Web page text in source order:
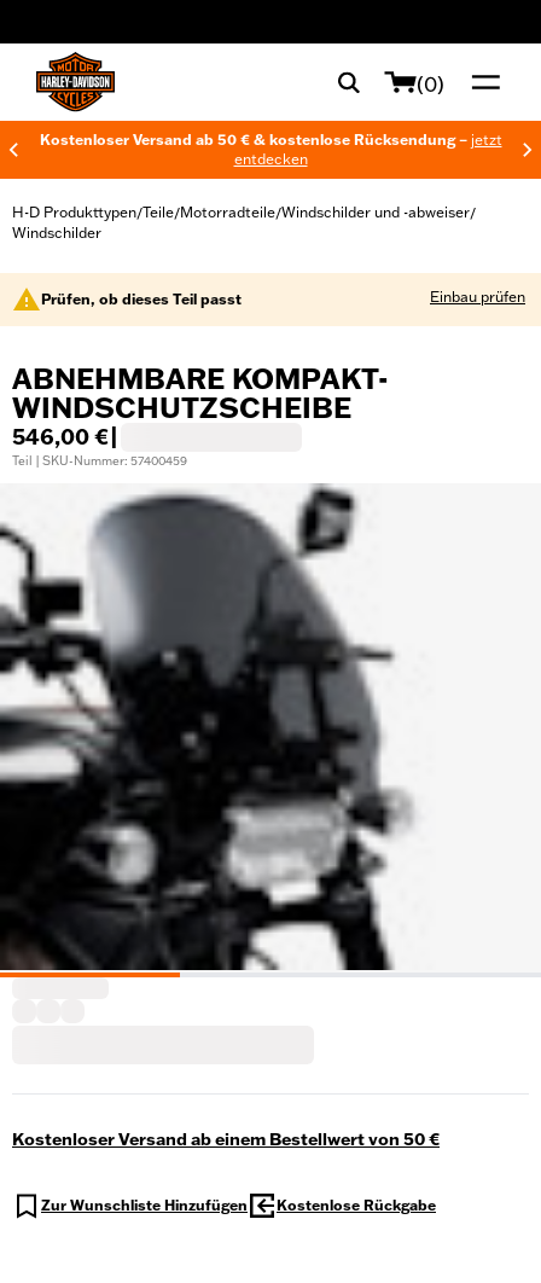
(0)
Kostenloser Versand ab 50 € & kostenlose Rücksendung – jetzt
entdecken
H-D Produkttypen/Teile/Motorradteile/Windschilder und -abweiser/
Windschilder
Prüfen, ob dieses Teil passt Einbau prüfen
ABNEHMBARE KOMPAKT-
WINDSCHUTZSCHEIBE
546,00 €
Teil | SKU-Nummer: 57400459
Kostenloser Versand ab einem Bestellwert von 50 €
Zur Wunschliste Hinzufügen Kostenlose Rückgabe